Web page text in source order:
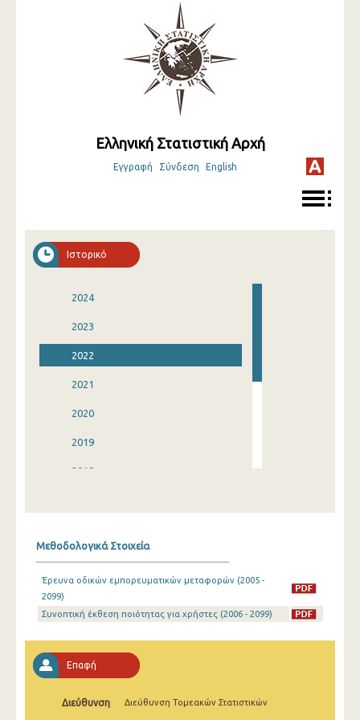
Ελληνική Στατιστική Αρχή
Εγγραφή Σύνδεση English
Ιστορικό
2024
2023
2022
2021
2020
2019
2018
2014
2013
Μεθοδολογικά Στοιχεία
Έρευνα οδικών εμπορευματικών μεταφορών (2005 -
2099)
Συνοπτική έκθεση ποιότητας για χρήστες (2006 - 2099)
Επαφή
Διεύθυνση Διεύθυνση Τομεακών Στατιστικών